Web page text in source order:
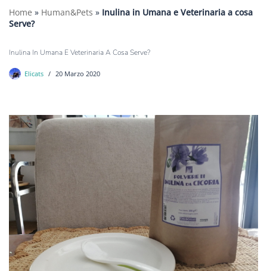
Home » Human&Pets » Inulina in Umana e Veterinaria a cosa
Serve?
Inulina In Umana E Veterinaria A Cosa Serve?
Elicats 20 Marzo 2020